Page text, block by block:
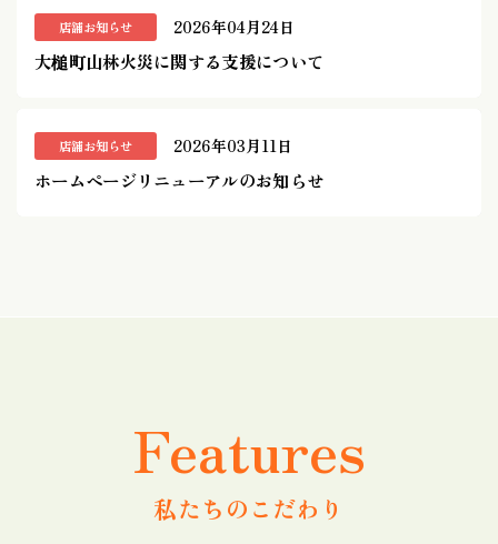
店舗お知らせ 2026年04月24日
大槌町山林火災に関する支援について
店舗お知らせ 2026年03月11日
ホームページリニューアルのお知らせ
Features
私たちのこだわり